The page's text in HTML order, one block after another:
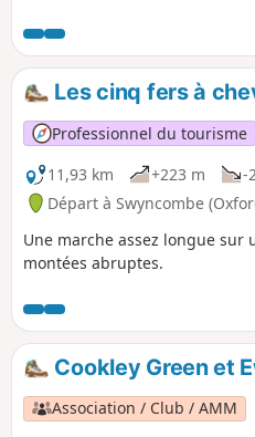
Les cinq fers à
Professionnel du tourisme
11,93 km
+223 m -
Départ à Swyncombe
Une marche assez longue sur
montées abruptes.
Cookley Green et
Association / Club / AMM